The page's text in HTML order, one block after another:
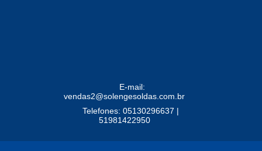
E-mail:
vendas2@solengesoldas.com.br
Telefones: 05130296637 |
51981422950